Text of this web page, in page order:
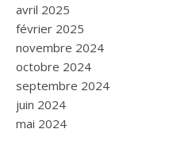
avril 2025
février 2025
novembre 2024
octobre 2024
septembre 2024
juin 2024
mai 2024